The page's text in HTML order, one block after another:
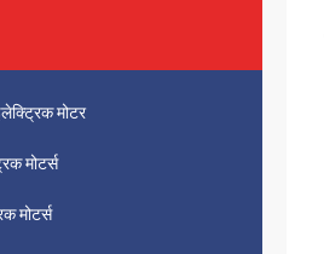
मोटर
मोटर्स
मोटर्स